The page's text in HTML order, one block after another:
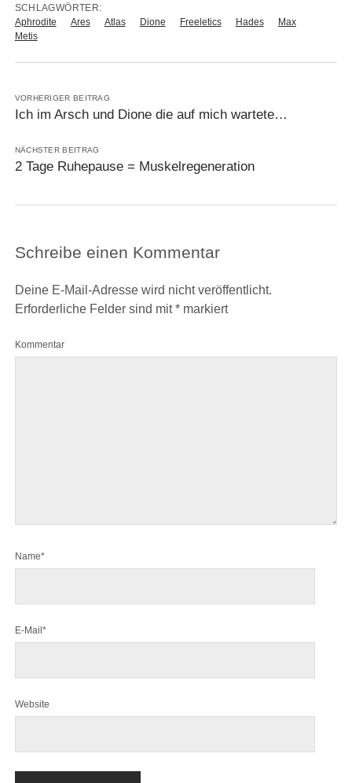
SCHLAGWÖRTER:
Aphrodite
Ares Atlas Dione Freeletics Hades
Max
Metis
VORHERIGER BEITRAG
Ich im Arsch und Dione die auf mich wartete…
NÄCHSTER BEITRAG
2 Tage Ruhepause = Muskelregeneration
Schreibe einen Kommentar
Deine E-Mail-Adresse wird nicht veröffentlicht.
Erforderliche Felder sind mit*markiert
Kommentar
Name*
E-Mail*
Website